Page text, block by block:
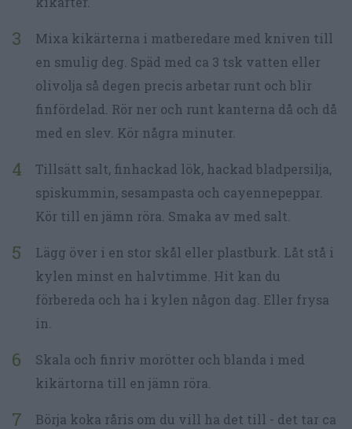
Mixa kikärterna i matberedare med kniven till
en smulig deg. Späd med ca 3 tsk vatten eller
olivolja så degen precis arbetar runt och blir
finfördelad. Rör ner och runt kanterna då och då
med en slev. Kör några minuter.
Tillsätt salt, finhackad lök, hackad bladpersilja,
spiskummin, sesampasta och cayennepeppar.
Kör till en jämn röra. Smaka av med salt.
Lägg över i en stor skål eller plastburk. Låt stå i
kylen minst en halvtimme. Hit kan du
förbereda och ha i kylen någon dag. Eller frysa
in.
Skala och finriv morötter och blanda i med
kikärtorna till en jämn röra.
Börja koka råris om du vill ha det till - det tar ca